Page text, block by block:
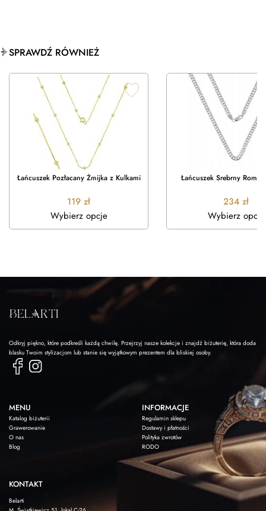
SPRAWDŹ RÓWNIEŻ
Łańcuszek Pozłacany Żmijka z Kulkami
119 zł
Wybierz opcje
Łańcuszek Srebrny
234 zł
Wybierz opcje
Odkryj piękno, które podkreśli każdą chwilę. Przejrzyj nasze kolekcje i znajdź biżuterię, która doda
blasku Twoim stylizacjom lub stanie się wyjątkowym prezentem dla bliskiej osoby.
MENU
Katalog biżuterii
Grawerowanie
O nas
Blog
INFORMACJE
Regulamin sklepu
Dostawy i płatności
Polityka zwrotów
RODO
KONTAKT
Belarti